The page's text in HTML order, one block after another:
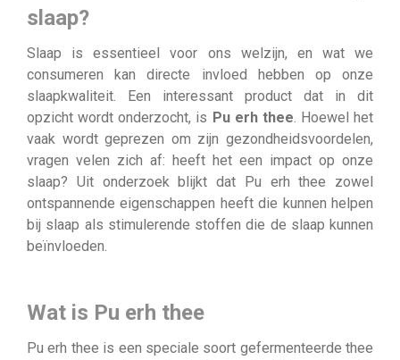
slaap?
Slaap is essentieel voor ons welzijn, en wat we
consumeren kan directe invloed hebben op onze
slaapkwaliteit. Een interessant product dat in dit
opzicht wordt onderzocht, is Pu erh thee. Hoewel het
vaak wordt geprezen om zijn gezondheidsvoordelen,
vragen velen zich af: heeft het een impact op onze
slaap? Uit onderzoek blijkt dat Pu erh thee zowel
ontspannende eigenschappen heeft die kunnen helpen
bij slaap als stimulerende stoffen die de slaap kunnen
beïnvloeden.
Wat is Pu erh thee
Pu erh thee is een speciale soort gefermenteerde thee